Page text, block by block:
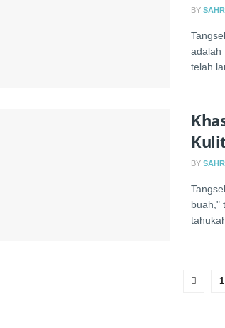
BY
adalah
telah
BY
buah,"
1